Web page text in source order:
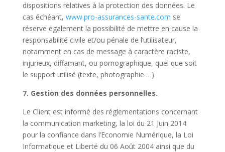
dispositions relatives à la protection des données. Le
cas échéant, www.pro-assurances-sante.com se
réserve également la possibilité de mettre en cause la
responsabilité civile et/ou pénale de l’utilisateur,
notamment en cas de message à caractère raciste,
injurieux, diffamant, ou pornographique, quel que soit
le support utilisé (texte, photographie …).
7. Gestion des données personnelles.
Le Client est informé des réglementations concernant
la communication marketing, la loi du 21 Juin 2014
pour la confiance dans l’Economie Numérique, la Loi
Informatique et Liberté du 06 Août 2004 ainsi que du